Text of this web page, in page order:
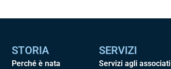
STORIA
Perché è nata
SERVIZI
Servizi agli associati